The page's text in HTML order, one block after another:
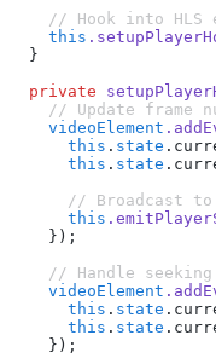
// Hook into HLS
    this
  }
  private
// Update frame
    videoElement
      this
. state
      this
. state
// Broadcast
      this
    });
    // Handle seeking
    videoElement
      this
. state
      this
. state
    });